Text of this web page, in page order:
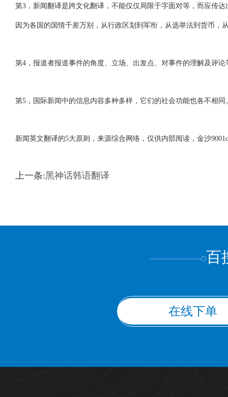
第3，新闻翻译是跨文化翻译，不能仅仅局限于字面对等，而应传
因为各国的国情千差万别，从行政区划到军衔，从选举法到货币，
第4，报道者报道事件的角度、立场、出发点、对事件的理解及评
第5，国际新闻中的信息内容多种多样，它们的社会功能也各不相同
新闻英文翻译的5大原则，来源综合网络，仅供内部阅读，金沙
上一条:黑神话韩语翻译
百
在线下单